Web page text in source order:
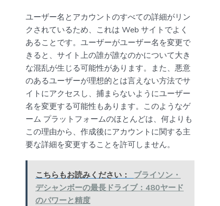
ユーザー名とアカウントのすべての詳細がリン
クされているため、これは Web サイトでよく
あることです。ユーザーがユーザー名を変更で
きると、サイト上の誰が誰なのかについて大き
な混乱が生じる可能性があります。また、悪意
のあるユーザーが理想的とは言えない方法でサ
イトにアクセスし、捕まらないようにユーザー
名を変更する可能性もあります。このようなゲ
ーム プラットフォームのほとんどは、何よりも
この理由から、作成後にアカウントに関する主
要な詳細を変更することを許可しません。
こちらもお読みください：
ブライソン・
デシャンボーの最長ドライブ：480ヤード
のパワーと精度